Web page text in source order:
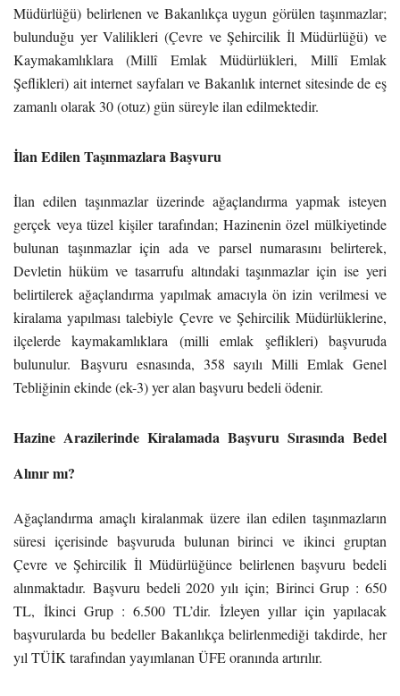
Müdürlüğü) belirlenen ve Bakanlıkça uygun görülen taşınmazlar;
bulunduğu yer Valilikleri (Çevre ve Şehircilik İl Müdürlüğü) ve
Kaymakamlıklara (Millî Emlak Müdürlükleri, Millî Emlak
Şeflikleri) ait internet sayfaları ve Bakanlık internet sitesinde de eş
zamanlı olarak 30 (otuz) gün süreyle ilan edilmektedir.
İlan Edilen Taşınmazlara Başvuru
İlan edilen taşınmazlar üzerinde ağaçlandırma yapmak isteyen
gerçek veya tüzel kişiler tarafından; Hazinenin özel mülkiyetinde
bulunan taşınmazlar için ada ve parsel numarasını belirterek,
Devletin hüküm ve tasarrufu altındaki taşınmazlar için ise yeri
belirtilerek ağaçlandırma yapılmak amacıyla ön izin verilmesi ve
kiralama yapılması talebiyle Çevre ve Şehircilik Müdürlüklerine,
ilçelerde kaymakamlıklara (milli emlak şeflikleri) başvuruda
bulunulur. Başvuru esnasında, 358 sayılı Milli Emlak Genel
Tebliğinin ekinde (ek-3) yer alan başvuru bedeli ödenir.
Hazine Arazilerinde Kiralamada Başvuru Sırasında Bedel
Alınır mı?
Ağaçlandırma amaçlı kiralanmak üzere ilan edilen taşınmazların
süresi içerisinde başvuruda bulunan birinci ve ikinci gruptan
Çevre ve Şehircilik İl Müdürlüğünce belirlenen başvuru bedeli
alınmaktadır. Başvuru bedeli 2020 yılı için; Birinci Grup : 650
TL, İkinci Grup : 6.500 TL’dir. İzleyen yıllar için yapılacak
başvurularda bu bedeller Bakanlıkça belirlenmediği takdirde, her
yıl TÜİK tarafından yayımlanan ÜFE oranında artırılır.